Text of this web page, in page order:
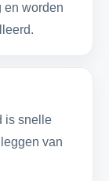
en worden
is snelle
van